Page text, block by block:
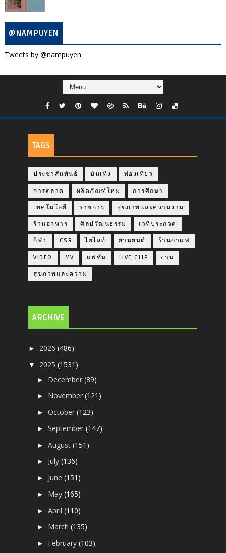
@NAMPUYEN
Tweets by @nampuyen
TAGS
ประชาสัมพันธ์ บันเทิง ท่องเที่ยว
การตลาด ผลิตภัณฑ์ใหม่ การศึกษา
เทคโนโลยี ราชการ สุขภาพและความงาม
ร้านอาหาร ศิลปวัฒนธรรม เวทีประกวด
กีฬา CSR ไฮไลท์ ยานยนต์ ร้านกาแฟ
VIDEO MV แฟชั่น LIVE CLIP งาน
สุขภาพและความ
ARCHIVE
► 2026(486)
▼ 2025(1531)
► December(89)
► November(121)
►October(123)
►September(147)
►August(151)
► July(136)
► June(151)
► May(165)
►April(110)
► March(135)
► February(103)